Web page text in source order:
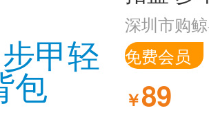
深圳市购
免费会员
￥89